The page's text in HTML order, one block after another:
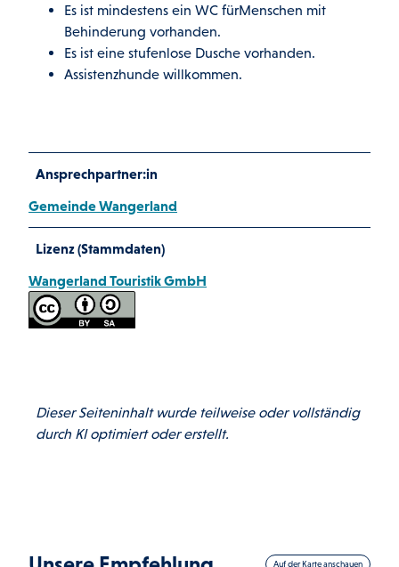
Es ist mindestens ein WC fürMenschen mit
Behinderung vorhanden.
Es ist eine stufenlose Dusche vorhanden.
Assistenzhunde willkommen.
Ansprechpartner:in
Gemeinde Wangerland
Lizenz (Stammdaten)
Wangerland Touristik GmbH
Dieser Seiteninhalt wurde teilweise oder vollständig
durch KI optimiert oder erstellt.
Auf der Karte anschauen